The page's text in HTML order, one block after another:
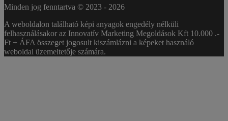
Minden jog fenntartva © 2023 - 2026
A weboldalon található képi anyagok engedély nélküli
felhasználásakor az Innovatív Marketing Megoldások Kft 10.000 .-
Ft + ÁFA összeget jogosult kiszámlázni a képeket használó
weboldal üzemeltetője számára.